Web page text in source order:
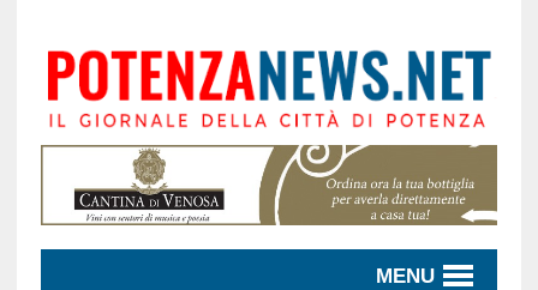
MENU